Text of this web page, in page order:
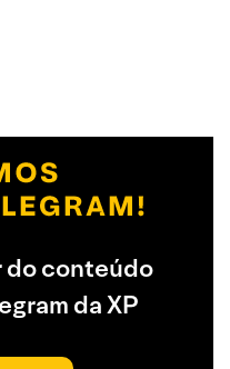
do conteúdo
da XP